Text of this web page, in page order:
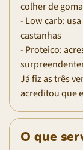
colher de
- Low carb:
castanhas
- Proteico:
Já fiz as três
acreditou que
O que